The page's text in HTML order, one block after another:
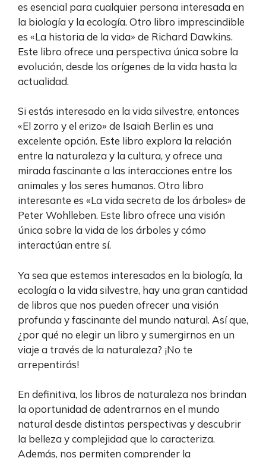
es esencial para cualquier persona interesada en
la biología y la ecología. Otro libro imprescindible
es «La historia de la vida» de Richard Dawkins.
Este libro ofrece una perspectiva única sobre la
evolución, desde los orígenes de la vida hasta la
actualidad.
Si estás interesado en la vida silvestre, entonces
«El zorro y el erizo» de Isaiah Berlin es una
excelente opción. Este libro explora la relación
entre la naturaleza y la cultura, y ofrece una
mirada fascinante a las interacciones entre los
animales y los seres humanos. Otro libro
interesante es «La vida secreta de los árboles» de
Peter Wohlleben. Este libro ofrece una visión
única sobre la vida de los árboles y cómo
interactúan entre sí.
Ya sea que estemos interesados en la biología, la
ecología o la vida silvestre, hay una gran cantidad
de libros que nos pueden ofrecer una visión
profunda y fascinante del mundo natural. Así que,
¿por qué no elegir un libro y sumergirnos en un
viaje a través de la naturaleza? ¡No te
arrepentirás!
En definitiva, los libros de naturaleza nos brindan
la oportunidad de adentrarnos en el mundo
natural desde distintas perspectivas y descubrir
la belleza y complejidad que lo caracteriza.
Además, nos permiten comprender la